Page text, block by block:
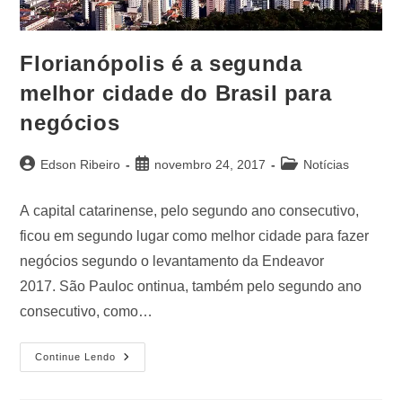
Florianópolis é a segunda
melhor cidade do Brasil para
negócios
Edson Ribeiro novembro 24, 2017 Notícias
A capital catarinense, pelo segundo ano consecutivo,
ficou em segundo lugar como melhor cidade para fazer
negócios segundo o levantamento da Endeavor
2017. São Pauloc ontinua, também pelo segundo ano
consecutivo, como…
Continue Lendo